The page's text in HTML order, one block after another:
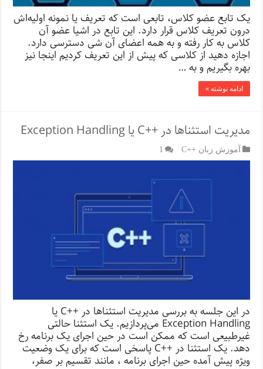
یک تابع عضو کلاس، تابعی است که تعریف یا نمونه اولیه‌اش
درون تعریف کلاس قرار دارد. این تابع در اشیا عضو آن
کلاس به کار رفته و به همه اعضای آن شی دسترسی دارد.
اجازه دهید از کلاسی که پیش از این تعریف کردیم اینجا نیز
بهره بگیریم و به …
ادامه نوشته »
مدیریت استثناها در ++C یا Exception Handling
آموزش زبان ++C 1
در این جلسه به بررسی مدیریت استثناها در ++C یا
Exception Handling می‌پردازیم. یک استثنا حالتی
غیرطبیعی است که ممکن است در حین اجرای یک برنامه رخ
دهد. یک استثنا در ++C پاسخی است که برای یک وضعیت
ویژه پیش آمده حین اجرای برنامه ، مانند تقسیم بر صفر،